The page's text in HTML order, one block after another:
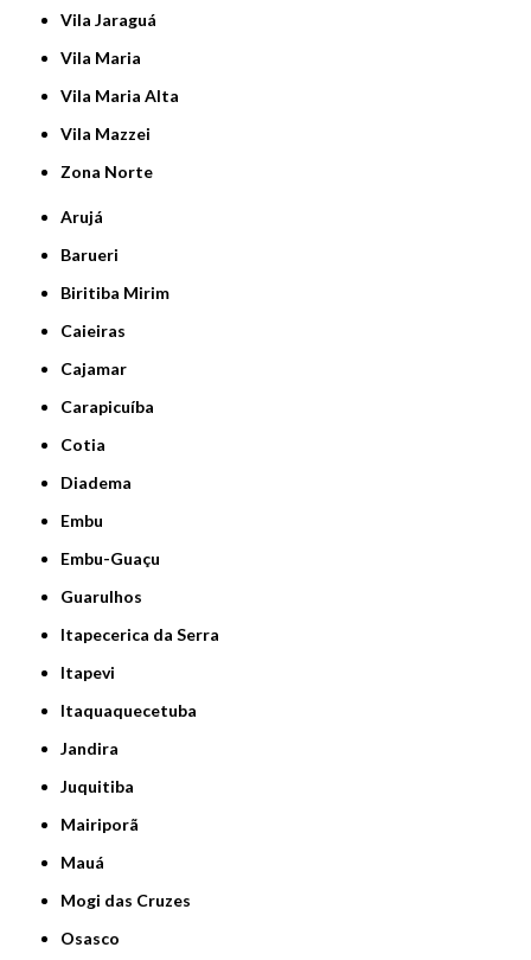
Vila Jaraguá
Vila Maria
Vila Maria Alta
Vila Mazzei
Zona Norte
Arujá
Barueri
Biritiba Mirim
Caieiras
Cajamar
Carapicuíba
Cotia
Diadema
Embu
Embu-Guaçu
Guarulhos
Itapecerica da Serra
Itapevi
Itaquaquecetuba
Jandira
Juquitiba
Mairiporã
Mauá
Mogi das Cruzes
Osasco